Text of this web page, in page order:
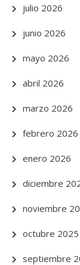
julio 2026
junio 2026
mayo 2026
abril 2026
marzo 2026
febrero 2026
enero 2026
diciembre
noviembre
octubre 2025
septiembre